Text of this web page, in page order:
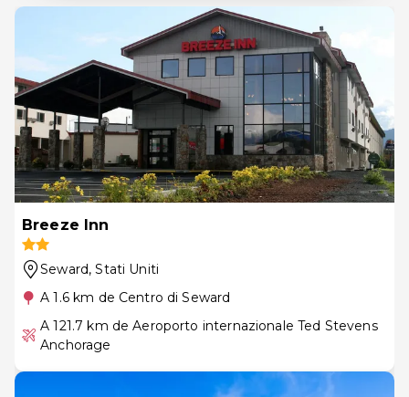
Breeze Inn
Seward, Stati Uniti
A 1.6 km de Centro di Seward
A 121.7 km de Aeroporto internazionale Ted Stevens
Anchorage